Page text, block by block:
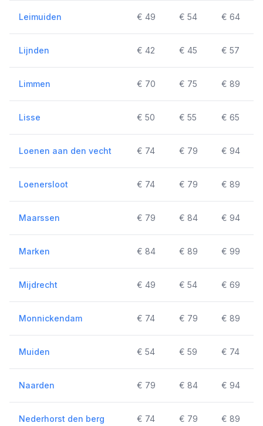
Leimuiden € 49 € 54 € 64
Lijnden € 42 € 45 € 57
Limmen € 70 € 75 € 89
Lisse € 50 € 55 € 65
Loenen aan den vecht € 74 € 79 € 94
Loenersloot € 74 € 79 € 89
Maarssen € 79 € 84 € 94
Marken € 84 € 89 € 99
Mijdrecht € 49 € 54 € 69
Monnickendam € 74 € 79 € 89
Muiden € 54 € 59 € 74
Naarden € 79 € 84 € 94
Nederhorst den berg € 74 € 79 € 89